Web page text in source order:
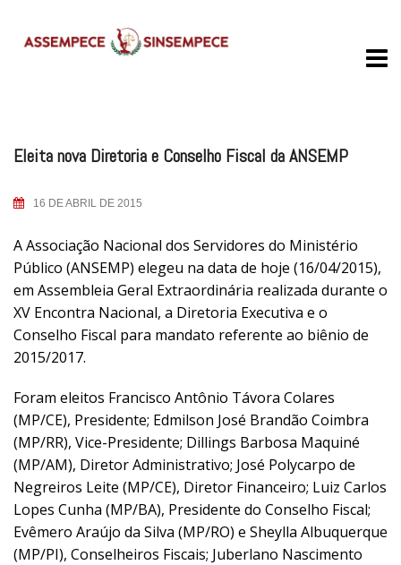
Eleita nova Diretoria e Conselho Fiscal da ANSEMP
16 DE ABRIL DE 2015
A Associação Nacional dos Servidores do Ministério
Público (ANSEMP) elegeu na data de hoje (16/04/2015),
em Assembleia Geral Extraordinária realizada durante o
XV Encontra Nacional, a Diretoria Executiva e o
Conselho Fiscal para mandato referente ao biênio de
2015/2017.
Foram eleitos Francisco Antônio Távora Colares
(MP/CE), Presidente; Edmilson José Brandão Coimbra
(MP/RR), Vice-Presidente; Dillings Barbosa Maquiné
(MP/AM), Diretor Administrativo; José Polycarpo de
Negreiros Leite (MP/CE), Diretor Financeiro; Luiz Carlos
Lopes Cunha (MP/BA), Presidente do Conselho Fiscal;
Evêmero Araújo da Silva (MP/RO) e Sheylla Albuquerque
(MP/PI), Conselheiros Fiscais; Juberlano Nascimento